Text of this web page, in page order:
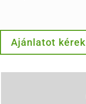
Ajánlatot kérek